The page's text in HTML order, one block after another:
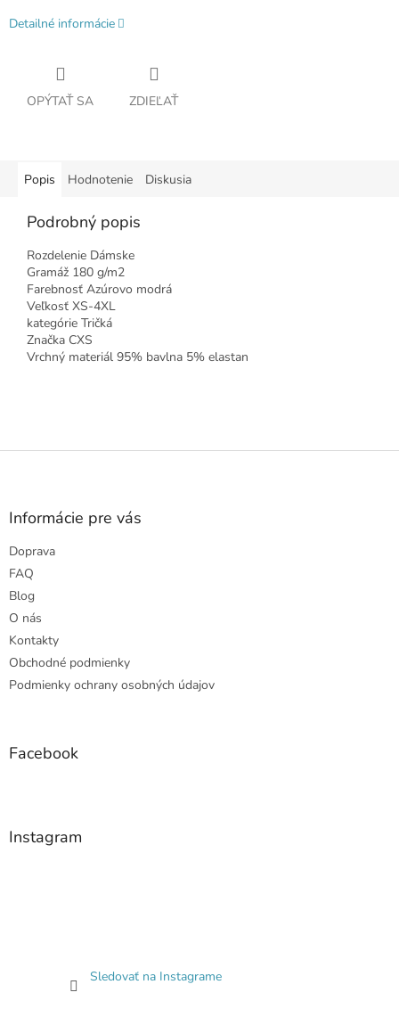
Detailné informácie
OPÝTAŤ SA ZDIEĽAŤ
Popis Hodnotenie Diskusia
Podrobný popis
Rozdelenie Dámske
Gramáž 180 g/m2
Farebnosť Azúrovo modrá
Veľkosť XS-4XL
kategórie Tričká
Značka CXS
Vrchný materiál 95% bavlna 5% elastan
Z
Informácie pre vás
Doprava
FAQ
Blog
O nás
Kontakty
Obchodné podmienky
Podmienky ochrany osobných údajov
Facebook
Instagram
Sledovať na Instagrame